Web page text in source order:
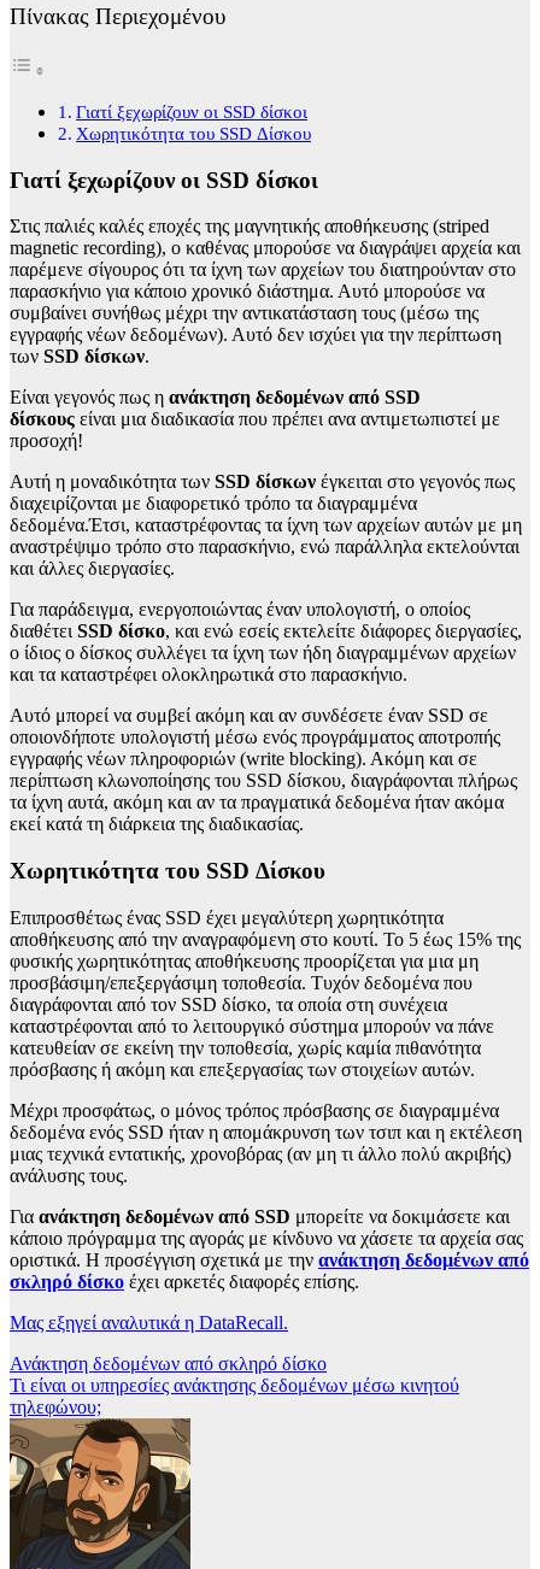
Πίνακας Περιεχομένου
Γιατί ξεχωρίζουν οι SSD δίσκοι
Χωρητικότητα του SSD Δίσκου
Γιατί ξεχωρίζουν οι SSD δίσκοι
Στις παλιές καλές εποχές της μαγνητικής αποθήκευσης (striped
magnetic recording), ο καθένας μπορούσε να διαγράψει αρχεία και
παρέμενε σίγουρος ότι τα ίχνη των αρχείων του διατηρούνταν στο
παρασκήνιο για κάποιο χρονικό διάστημα. Αυτό μπορούσε να
συμβαίνει συνήθως μέχρι την αντικατάσταση τους (μέσω της
εγγραφής νέων δεδομένων). Αυτό δεν ισχύει για την περίπτωση
των SSD δίσκων.
Είναι γεγονός πως η ανάκτηση δεδομένων από SSD
δίσκους είναι μια διαδικασία που πρέπει ανα αντιμετωπιστεί με
προσοχή!
Αυτή η μοναδικότητα των SSD δίσκων έγκειται στο γεγονός πως
διαχειρίζονται με διαφορετικό τρόπο τα διαγραμμένα
δεδομένα.Έτσι, καταστρέφοντας τα ίχνη των αρχείων αυτών με μη
αναστρέψιμο τρόπο στο παρασκήνιο, ενώ παράλληλα εκτελούνται
και άλλες διεργασίες.
Για παράδειγμα, ενεργοποιώντας έναν υπολογιστή, ο οποίος
διαθέτει SSD δίσκο, και ενώ εσείς εκτελείτε διάφορες διεργασίες,
ο ίδιος ο δίσκος συλλέγει τα ίχνη των ήδη διαγραμμένων αρχείων
και τα καταστρέφει ολοκληρωτικά στο παρασκήνιο.
Αυτό μπορεί να συμβεί ακόμη και αν συνδέσετε έναν SSD σε
οποιονδήποτε υπολογιστή μέσω ενός προγράμματος αποτροπής
εγγραφής νέων πληροφοριών (write blocking). Ακόμη και σε
περίπτωση κλωνοποίησης του SSD δίσκου, διαγράφονται πλήρως
τα ίχνη αυτά, ακόμη και αν τα πραγματικά δεδομένα ήταν ακόμα
εκεί κατά τη διάρκεια της διαδικασίας.
Χωρητικότητα του SSD Δίσκου
Επιπροσθέτως ένας SSD έχει μεγαλύτερη χωρητικότητα
αποθήκευσης από την αναγραφόμενη στο κουτί. Το 5 έως 15% της
φυσικής χωρητικότητας αποθήκευσης προορίζεται για μια μη
προσβάσιμη/επεξεργάσιμη τοποθεσία. Τυχόν δεδομένα που
διαγράφονται από τον SSD δίσκο, τα οποία στη συνέχεια
καταστρέφονται από το λειτουργικό σύστημα μπορούν να πάνε
κατευθείαν σε εκείνη την τοποθεσία, χωρίς καμία πιθανότητα
πρόσβασης ή ακόμη και επεξεργασίας των στοιχείων αυτών.
Μέχρι προσφάτως, ο μόνος τρόπος πρόσβασης σε διαγραμμένα
δεδομένα ενός SSD ήταν η απομάκρυνση των τσιπ και η εκτέλεση
μιας τεχνικά εντατικής, χρονοβόρας (αν μη τι άλλο πολύ ακριβής)
ανάλυσης τους.
Για ανάκτηση δεδομένων από SSD μπορείτε να δοκιμάσετε και
κάποιο πρόγραμμα της αγοράς με κίνδυνο να χάσετε τα αρχεία σας
οριστικά. Η προσέγγιση σχετικά με την ανάκτηση δεδομένων από
σκληρό δίσκο έχει αρκετές διαφορές επίσης.
Μας εξηγεί αναλυτικά η DataRecall.
Πλοήγηση
άρθρων
Ανάκτηση δεδομένων από σκληρό δίσκο
Τι είναι οι υπηρεσίες ανάκτησης δεδομένων μέσω κινητού
τηλεφώνου;